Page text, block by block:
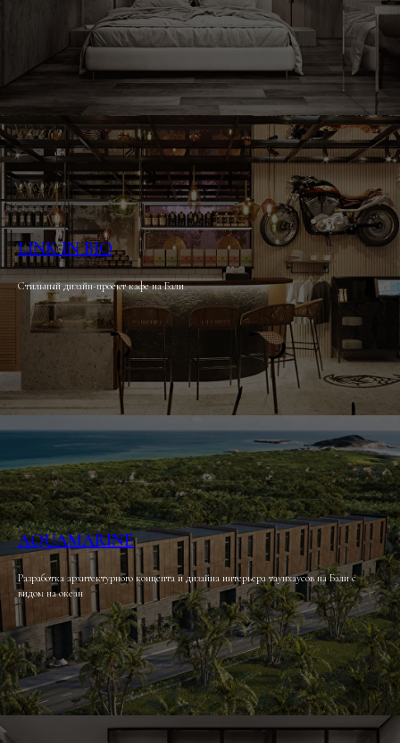
LINK IN BIO
Стильный дизайн-проект кафе на Бали
AQUAMARINE
Разработка архитектурного концепта и дизайна интерьера таунхаусов на Бали с
видом на океан